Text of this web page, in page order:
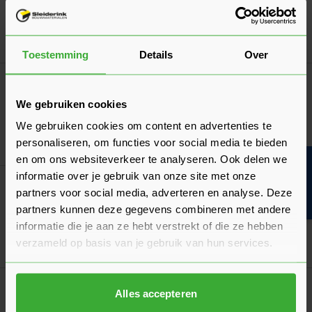
Toestemming Details Over
We gebruiken cookies
We gebruiken cookies om content en advertenties te
personaliseren, om functies voor social media te bieden
en om ons websiteverkeer te analyseren. Ook delen we
informatie over je gebruik van onze site met onze
partners voor social media, adverteren en analyse. Deze
partners kunnen deze gegevens combineren met andere
informatie die je aan ze hebt verstrekt of die ze hebben
verzameld op basis van je gebruik van hun services.
Alles accepteren
Siniat Gipsplaten AK Palletvoordeel
Vanaf5,23per m² Ga
Bouwvakdeals ☀️
Stucplaat Palletvoordeel
Verkrijgbaar in 2 breedtes
Vanaf 4,65per plaat
Goed voorbereid aan de slag